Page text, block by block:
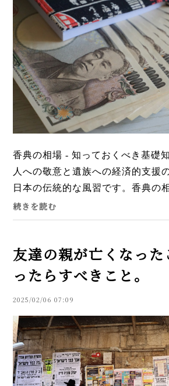
香典の相場 - 知っておくべき基礎
人への敬意と遺族への経済的支援
日本の伝統的な風習です。香典の
の関係性や自身の年齢、そして葬
て変わるため、事前に...
続きを読む
友達の親が亡くなった
ったらすべきこと。
2025/02/06 07:09